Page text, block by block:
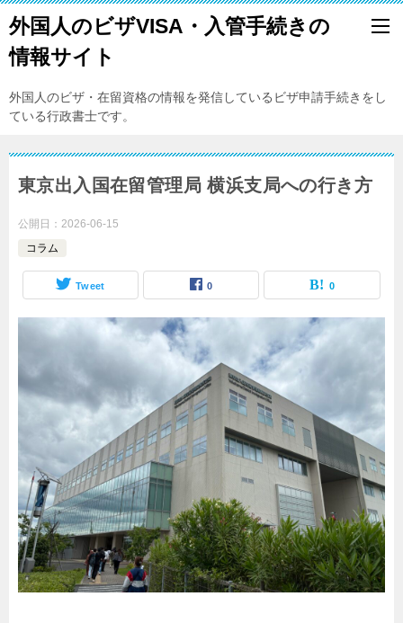
外国人のビザVISA・入管手続きの
情報サイト
外国人のビザ・在留資格の情報を発信しているビザ申請手続きをし
ている行政書士です。
東京出入国在留管理局 横浜支局への行き方
公開日： 2026-06-15
コラム
Tweet 0 0